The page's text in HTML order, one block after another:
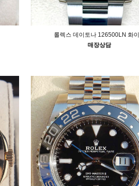
롤렉스 데이토나 126500LN 화
매장상담